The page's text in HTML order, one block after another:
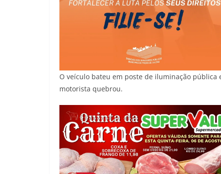
O veículo bateu em poste de iluminação
motorista quebrou.